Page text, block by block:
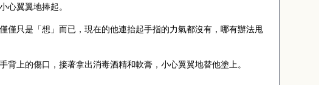
心翼翼地捧起。
僅只是「想」而已，現在的他連抬起手指的力氣都沒有，哪有辦法甩
上的傷口，接著拿出消毒酒精和軟膏，小心翼翼地替他塗上。